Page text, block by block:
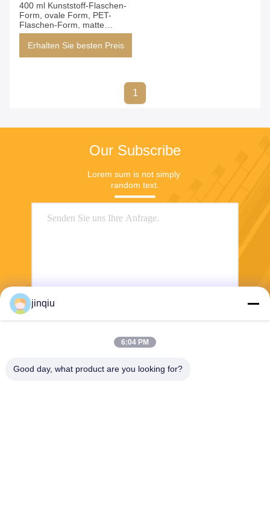
400 ml Kunststoff-Flaschen-
Form, ovale Form, PET-
Flaschen-Form, matte
Oberflächenbehandlung
Erhalten Sie besten Preis
1
Our Subscribe
Lorem sum is not simply
random text.
Senden
jinqiu
6:04 PM
Good day, what product are you looking for?